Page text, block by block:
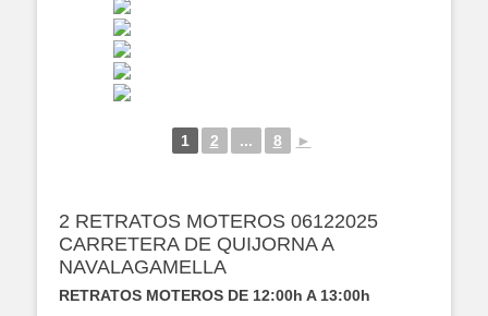
1 2 ... 8 ►
2 RETRATOS MOTEROS 06122025
CARRETERA DE QUIJORNA A
NAVALAGAMELLA
RETRATOS MOTEROS DE 12:00h A 13:00h